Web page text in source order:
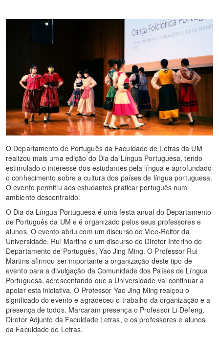
O Departamento de Português da Faculdade de Letras da UM
realizou mais uma edição do Dia da Língua Portuguesa, tendo
estimulado o interesse dos estudantes pela língua e aprofundado
o conhecimento sobre a cultura dos países de língua portuguesa.
O evento permitiu aos estudantes praticar português num
ambiente descontraído.
O Dia da Língua Portuguesa é uma festa anual do Departamento
de Português da UM e é organizado pelos seus professores e
alunos. O evento abriu com um discurso do Vice-Reitor da
Universidade, Rui Martins e um discurso do Diretor Interino do
Departamento de Português, Yao Jing Ming. O Professor Rui
Martins afirmou ser importante a organização deste tipo de
evento para a divulgação da Comunidade dos Países de Língua
Portuguesa, acrescentando que a Universidade vai continuar a
apoiar esta iniciativa. O Professor Yao Jing Ming realçou o
significado do evento e agradeceu o trabalho da organização e a
presença de todos. Marcaram presença o Professor Li Defeng,
Diretor Adjunto da Faculdade Letras, e os professores e alunos
da Faculdade de Letras.